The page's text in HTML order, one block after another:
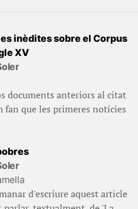
inèdites sobre el Corpus
XV
documents anteriors al citat
fan que les primeres notícies
d'escriure aquest article